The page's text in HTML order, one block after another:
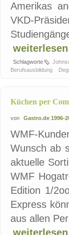
Amerikas
VKD-
Schlagworte
Berufsausbildung
Küchen per
von Gastro.de 1996-
WMF-
Wunsch ab
aktuelle
WMF
Edition 1/
Express
aus allen